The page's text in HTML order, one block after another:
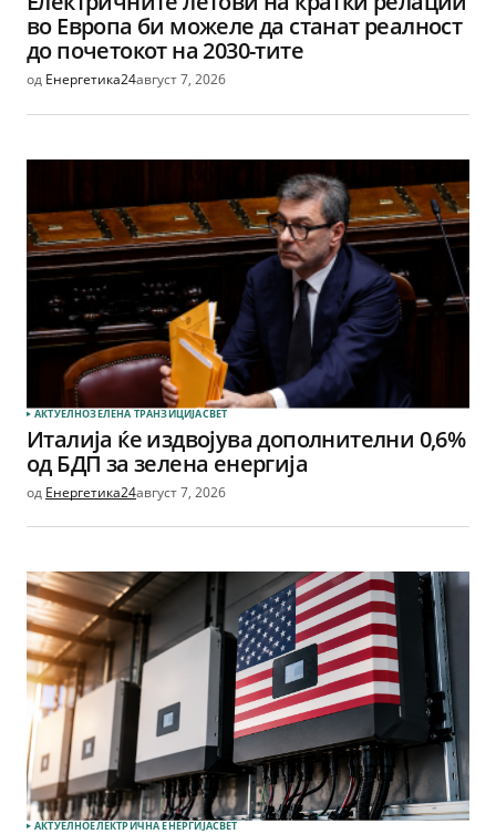
во Европа би можеле да станат реалност
до почетокот на 2030-тите
од Енергетика24август 7, 2026
АКТУЕЛНОЗЕЛЕНА ТРАНЗИЦИЈАСВЕТ
Италија ќе издвојува дополнителни 0,6%
од БДП за зелена енергија
од Енергетика24август 7, 2026
АКТУЕЛНОЕЛЕКТРИЧНА ЕНЕРГИЈАСВЕТ